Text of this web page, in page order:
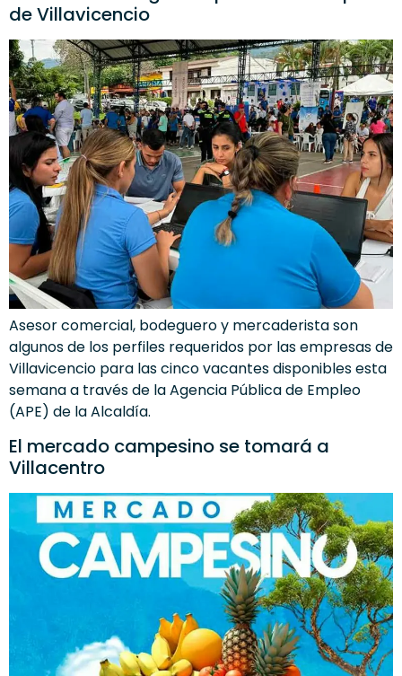
de Villavicencio
Asesor comercial, bodeguero y mercaderista son
algunos de los perfiles requeridos por las empresas de
Villavicencio para las cinco vacantes disponibles esta
semana a través de la Agencia Pública de Empleo
(APE) de la Alcaldía.
El mercado campesino se tomará a
Villacentro